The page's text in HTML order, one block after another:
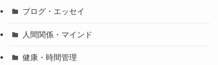
ブログ・エッセイ
人間関係・マインド
健康・時間管理